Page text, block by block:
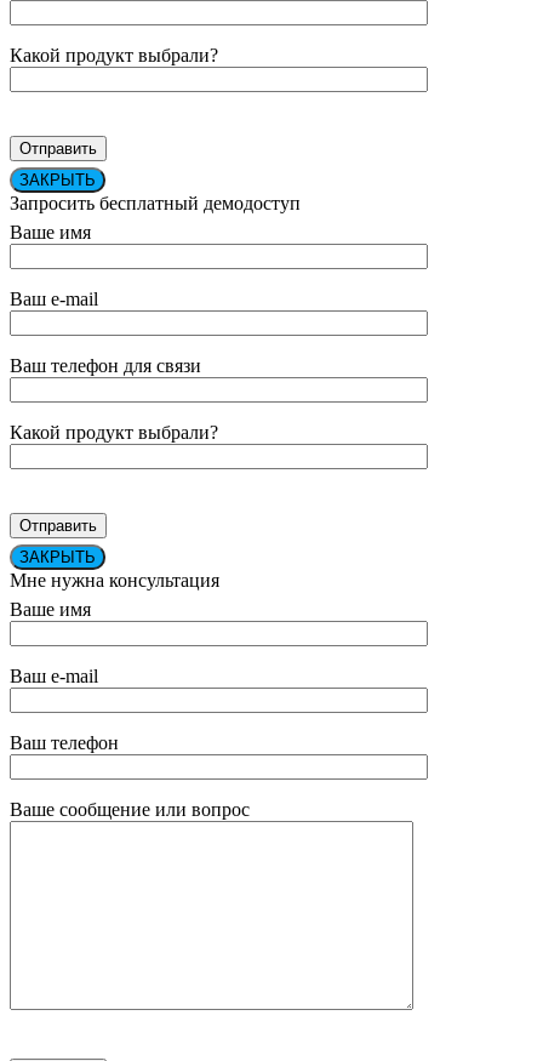
Какой продукт выбрали?
ЗАКРЫТЬ
Запросить бесплатный демодоступ
Ваше имя
Ваш e-mail
Ваш телефон для связи
Какой продукт выбрали?
ЗАКРЫТЬ
Мне нужна консультация
Ваше имя
Ваш e-mail
Ваш телефон
Ваше сообщение или вопрос